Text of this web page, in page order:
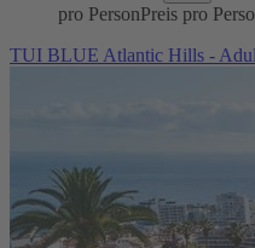
pro PersonPreis pro
TUI BLUE Atlantic Hills -